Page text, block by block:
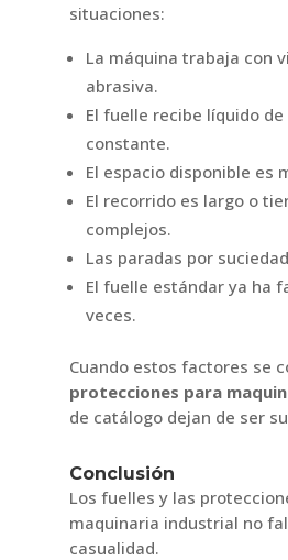
situaciones:
La máquina trabaja con
abrasiva.
El fuelle recibe líquido
constante.
El espacio disponible es
El recorrido es largo o
complejos.
Las paradas por
El fuelle estándar ya ha
veces.
Cuando estos factores se
protecciones para
de catálogo dejan de ser
Conclusión
Los fuelles y las
maquinaria industrial no
casualidad.